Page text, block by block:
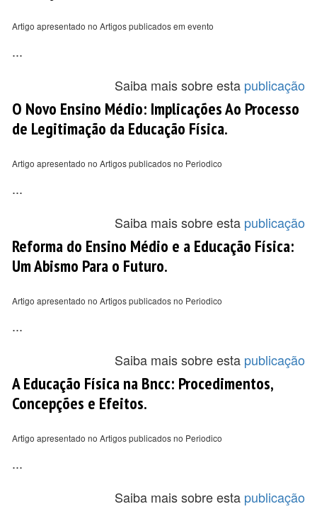
Artigo apresentado no Artigos publicados em evento
...
Saiba mais sobre esta publicação
O Novo Ensino Médio: Implicações Ao Processo
de Legitimação da Educação Física.
Artigo apresentado no Artigos publicados no Periodico
...
Saiba mais sobre esta publicação
Reforma do Ensino Médio e a Educação Física:
Um Abismo Para o Futuro.
Artigo apresentado no Artigos publicados no Periodico
...
Saiba mais sobre esta publicação
A Educação Física na Bncc: Procedimentos,
Concepções e Efeitos.
Artigo apresentado no Artigos publicados no Periodico
...
Saiba mais sobre esta publicação